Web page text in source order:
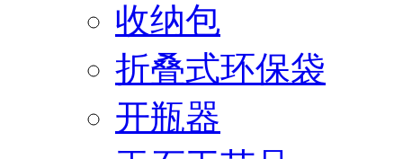
收纳包
折叠式环保袋
开瓶器